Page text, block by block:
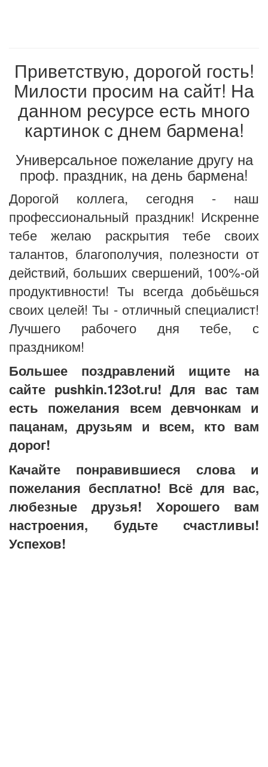
Приветствую, дорогой гость!
Милости просим на сайт! На
данном ресурсе есть много
картинок с днем бармена!
Универсальное пожелание другу на
проф. праздник, на день бармена!
Дорогой коллега, сегодня - наш
профессиональный праздник! Искренне
тебе желаю раскрытия тебе своих
талантов, благополучия, полезности от
действий, больших свершений, 100%-ой
продуктивности! Ты всегда добьёшься
своих целей! Ты - отличный специалист!
Лучшего рабочего дня тебе, с
праздником!
Большее поздравлений ищите на
сайте pushkin.123ot.ru! Для вас там
есть пожелания всем девчонкам и
пацанам, друзьям и всем, кто вам
дорог!
Качайте понравившиеся слова и
пожелания бесплатно! Всё для вас,
любезные друзья! Хорошего вам
настроения, будьте счастливы!
Успехов!